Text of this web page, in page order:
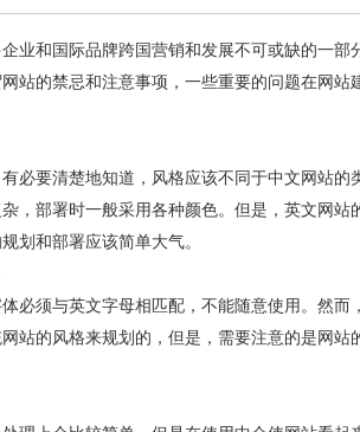
业和国际品牌跨国营销和发展不可或缺的一
站的禁忌和注意事项，一些重要的问题在网
必要清楚地知道，风格应该不同于中文网站的
，部署时一般采用各种颜色。但是，英文网站
划和部署应该简单大气。
必须与英文字母相匹配，不能随意使用。然而
站的风格来规划的，但是，需要注意的是网